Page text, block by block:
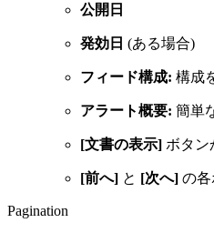
公開日
発効日 (ある場合)
フィード構成: 構成
アラート概要: 簡単
[文書の表示] ボタン
[前へ] と [次へ] の各
Pagination